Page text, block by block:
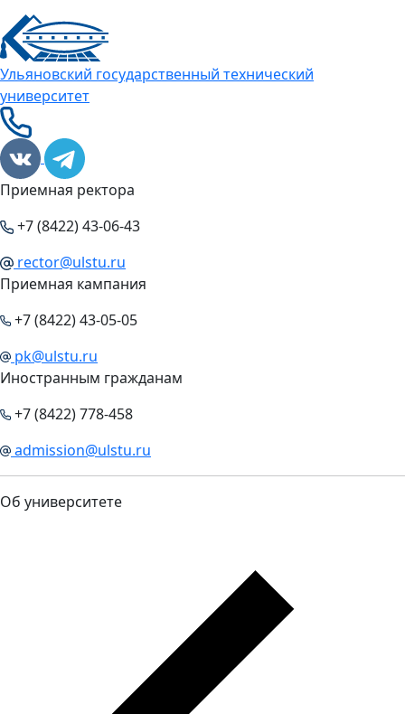
Ульяновский государственный технический
университет
Приемная ректора
+7 (8422) 43-06-43
rector@ulstu.ru
Приемная кампания
+7 (8422) 43-05-05
pk@ulstu.ru
Иностранным гражданам
+7 (8422) 778-458
admission@ulstu.ru
Об университете